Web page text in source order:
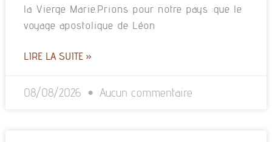
la Vierge Marie.Prions pour notre pays :que le
voyage apostolique de Léon
LIRE LA SUITE »
08/08/2026 Aucun commentaire